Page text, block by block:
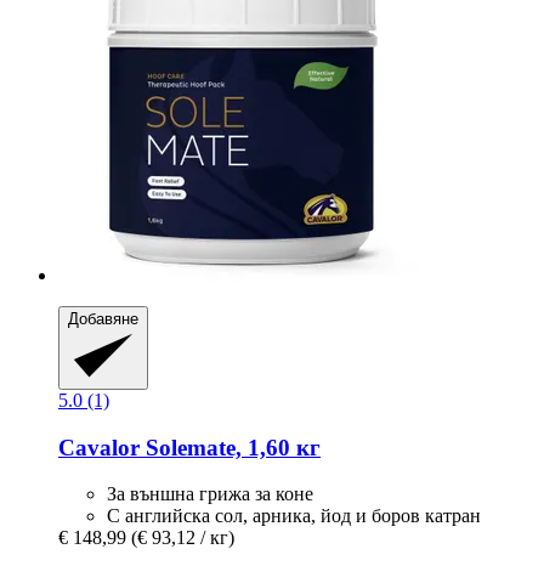
Добавяне
5.0 (1)
Cavalor Solemate, 1,60 кг
За външна грижа за коне
С английска сол, арника, йод и боров катран
€ 148,99 (€ 93,12 / кг)